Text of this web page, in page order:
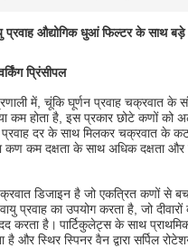
प्रवाह औद्योगिक धुआं फिल्टर के साथ बड़े
प्रिंसीपल
में, चूंकि घूर्णन प्रवाह चक्रवात के
कम होता है, इस प्रकार छोटे कणों को
प्रवाह दर के साथ मिलकर चक्रवात के कट
कण कम दक्षता के साथ अधिक दक्षता और
डिजाइन है जो एकत्रित कणों से
प्रवाह का उपयोग करता है, जो
करता है। पार्टिकुलेट्स के साथ
और स्थिर स्पिनर वैन द्वारा सर्पिल